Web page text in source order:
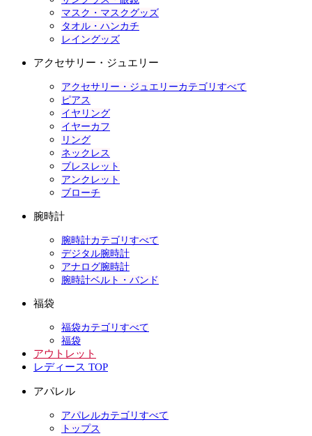
マスク・マスクグッズ
タオル・ハンカチ
レイングッズ
アクセサリー・ジュエリー
アクセサリー・ジュエリーカテゴリすべて
ピアス
イヤリング
イヤーカフ
リング
ネックレス
ブレスレット
アンクレット
ブローチ
腕時計
腕時計カテゴリすべて
デジタル腕時計
アナログ腕時計
腕時計ベルト・バンド
福袋
福袋カテゴリすべて
福袋
アウトレット
レディース TOP
アパレル
アパレルカテゴリすべて
トップス